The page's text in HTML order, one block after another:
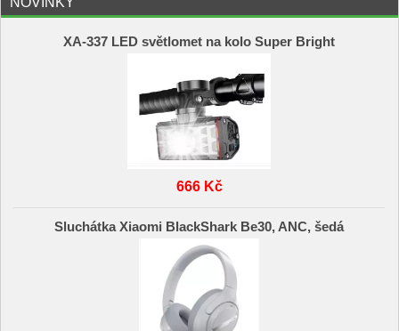
XA-337 LED světlomet na kolo Super Bright
666 Kč
Sluchátka Xiaomi BlackShark Be30, ANC, šedá